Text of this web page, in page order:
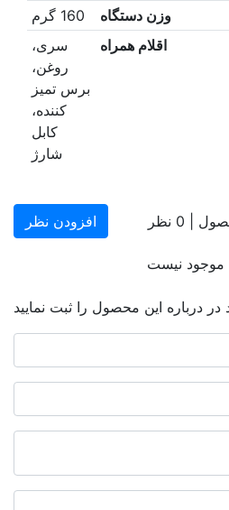
وزن دستگاه
160 گرم
اقلام همراه
سری،
روغن،
برس تمیز
کننده،
کابل
شارژ
|
0 نظر افزودن نظر
نیست
درباره این محصول را ثبت نمایید